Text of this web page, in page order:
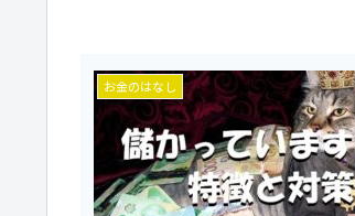
お金のはなし